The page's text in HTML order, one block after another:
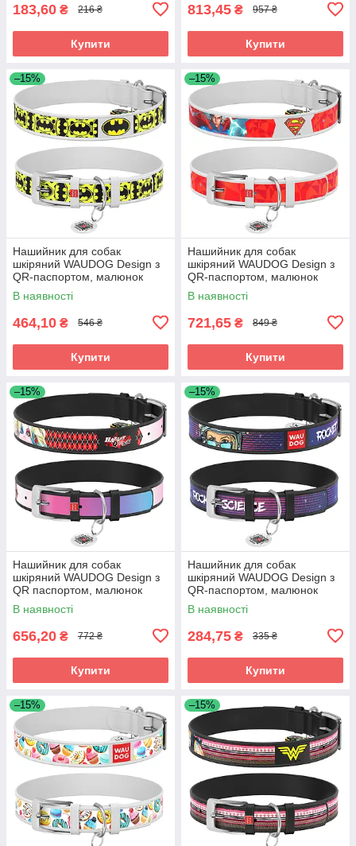
183,60 ₴ 216 ₴
Купити
813,45 ₴ 957 ₴
Купити
–15%
Нашийник для собак
шкіряний WAUDOG Design з
QR-паспортом, малюнок
"Бетмен4", Ш 25 мм, Д 38-49
см, білий
В наявності
464,10 ₴ 546 ₴
Купити
–15%
Нашийник для собак
шкіряний WAUDOG Design з
QR-паспортом, малюнок
"Супермен1", Ш 35 мм, Д 46-
59 см білий
В наявності
721,65 ₴ 849 ₴
Купити
–15%
Нашийник для собак
шкіряний WAUDOG Design з
QR паспортом, малюнок
"Харлі Квінн", Ш 35 мм, Д 46-
59 см, чорний
В наявності
656,20 ₴ 772 ₴
Купити
–15%
Нашийник для собак
шкіряний WAUDOG Design з
QR-паспортом, малюнок
"Космос. Ракетобудування",
M, Ш 20 мм, Д 30-39
В наявності
284,75 ₴ 335 ₴
Купити
–15% –15%